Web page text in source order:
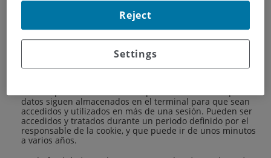
equipo terminal podemos distinguir:
Cookies de sesión:Son un tipo de cookies diseñadas para
recabar y almacenar datos mientras el usuario accede a
una Página Web. Se suelen emplear para almacenar
información que solo interesa conservar para la prestación
del servicio solicitado por el usuario en una sola ocasión y
datos siguen almacenados en el terminal para que sean
accedidos y utilizados en más de una sesión. Pueden ser
accedidos y tratados durante un periodo definido por el
responsable de la cookie, y que puede ir de unos minutos
a varios años.
Settings
Reject